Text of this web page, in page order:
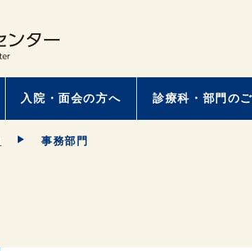
入院・面会の方へ 診療科・部門の
事務部門